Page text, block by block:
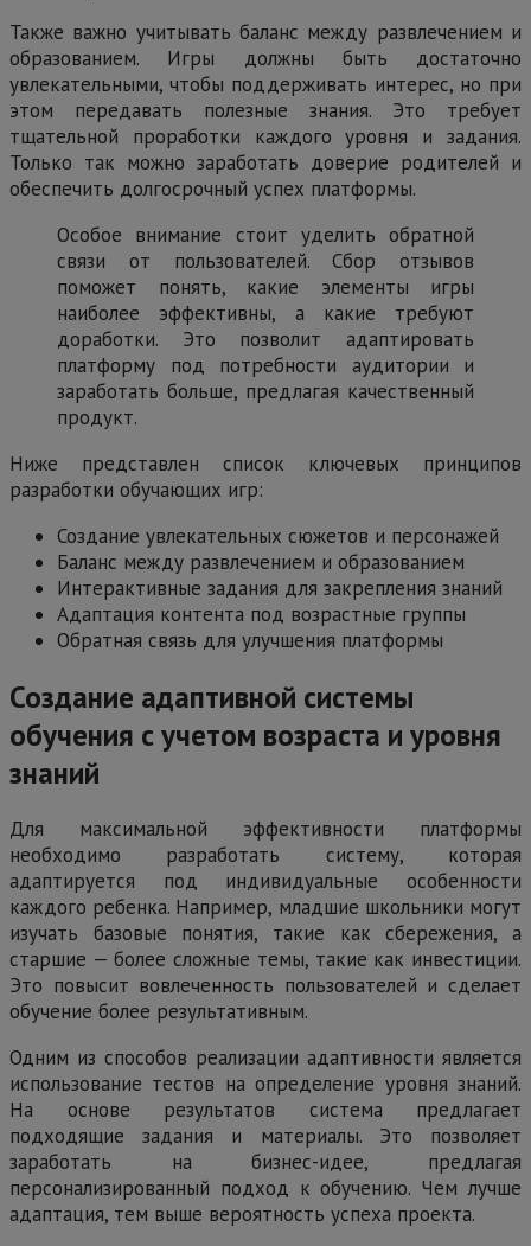
Также важно учитывать баланс между развлечением и
образованием. Игры должны быть достаточно
увлекательными, чтобы поддерживать интерес, но при
этом передавать полезные знания. Это требует
тщательной проработки каждого уровня и задания.
Только так можно заработать доверие родителей и
обеспечить долгосрочный успех платформы.
Особое внимание стоит уделить обратной
связи от пользователей. Сбор отзывов
поможет понять, какие элементы игры
наиболее эффективны, а какие требуют
доработки. Это позволит адаптировать
платформу под потребности аудитории и
заработать больше, предлагая качественный
продукт.
Ниже представлен список ключевых принципов
разработки обучающих игр:
Создание увлекательных сюжетов и персонажей
Баланс между развлечением и образованием
Интерактивные задания для закрепления знаний
Адаптация контента под возрастные группы
Обратная связь для улучшения платформы
Создание адаптивной системы
обучения с учетом возраста и уровня
знаний
Для максимальной эффективности платформы
необходимо разработать систему, которая
адаптируется под индивидуальные особенности
каждого ребенка. Например, младшие школьники могут
изучать базовые понятия, такие как сбережения, а
старшие — более сложные темы, такие как инвестиции.
Это повысит вовлеченность пользователей и сделает
обучение более результативным.
Одним из способов реализации адаптивности является
использование тестов на определение уровня знаний.
На основе результатов система предлагает
подходящие задания и материалы. Это позволяет
заработать на бизнес-идее, предлагая
персонализированный подход к обучению. Чем лучше
адаптация, тем выше вероятность успеха проекта.